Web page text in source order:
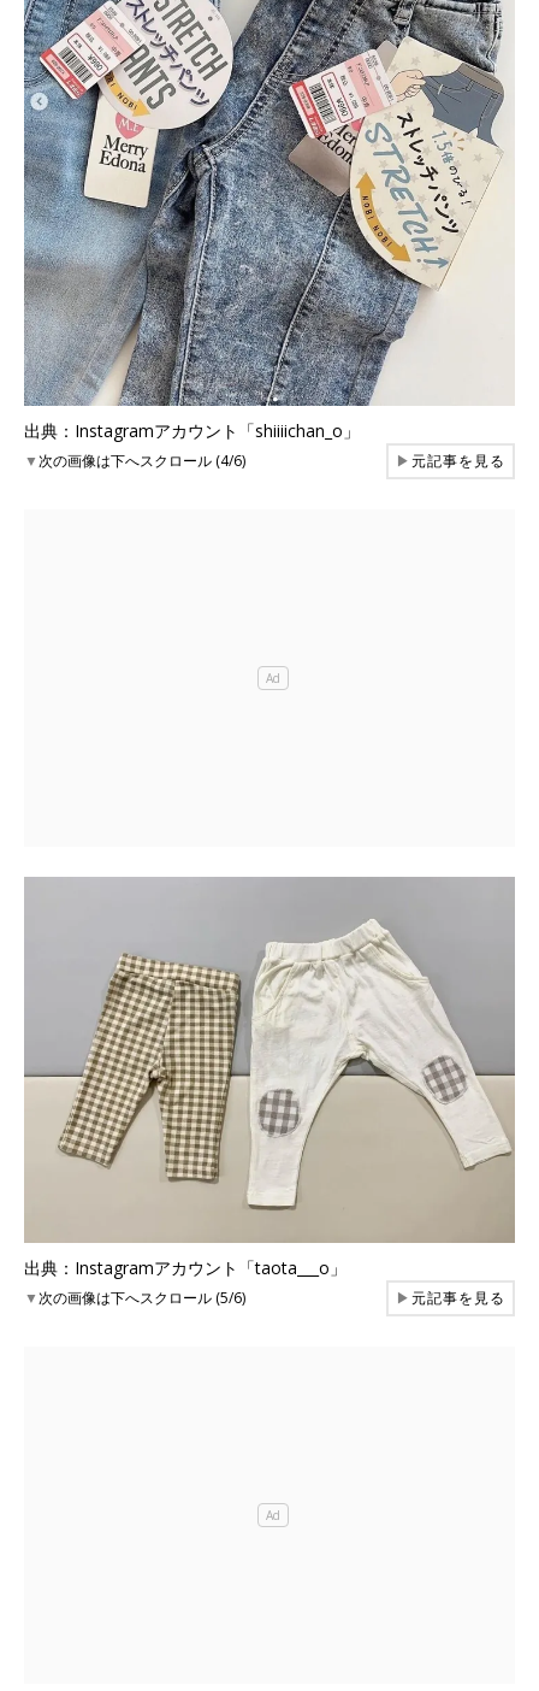
出典：Instagramアカウント「shiiiichan_o」
▼次の画像は下へスクロール (4/6) ▶元記事を見る
出典：Instagramアカウント「taota___o」
▼次の画像は下へスクロール (5/6) ▶元記事を見る